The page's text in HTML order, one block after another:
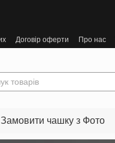
Договір оферти Про нас
Замовити чашку з Фото